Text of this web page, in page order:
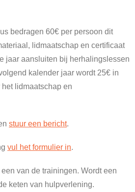
bedragen 60€ per persoon dit
lidmaatschap en certificaat
jaar aansluiten bij herhalingslessen
kalender jaar wordt 25€ in
lidmaatschap en
stuur een bericht.
vul het formulier in.
van de trainingen. Wordt een
keten van hulpverlening.